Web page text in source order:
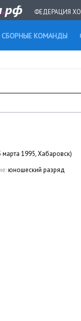
ФЕДЕРАЦИЯ
СБОРНЫЕ КОМАНДЫ
марта 1995, Хабаровск)
юношеский разряд